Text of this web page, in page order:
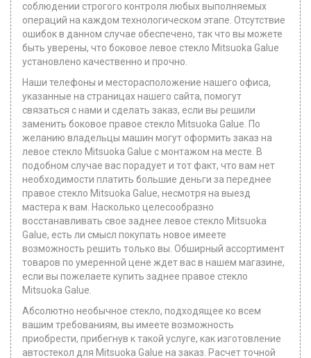
соблюдении строгого контроля любых выполняемых
операций на каждом технологическом этапе. Отсутствие
ошибок в данном случае обеспечено, так что вы можете
быть уверены, что боковое левое стекло Mitsuoka Galue
установлено качественно и прочно.
Наши телефоны и месторасположение нашего офиса,
указанные на страницах нашего сайта, помогут
связаться с нами и сделать заказ, если вы решили
заменить боковое правое стекло Mitsuoka Galue. По
желанию владельцы машин могут оформить заказ на
левое стекло Mitsuoka Galue с монтажом на месте. В
подобном случае вас порадует и тот факт, что вам нет
необходимости платить большие деньги за переднее
правое стекло Mitsuoka Galue, несмотря на выезд
мастера к вам. Насколько целесообразно
восстанавливать свое заднее левое стекло Mitsuoka
Galue, есть ли смысл покупать новое имеете
возможность решить только вы. Обширный ассортимент
товаров по умеренной цене ждет вас в нашем магазине,
если вы пожелаете купить заднее правое стекло
Mitsuoka Galue.
Абсолютно необычное стекло, подходящее ко всем
вашим требованиям, вы имеете возможность
приобрести, прибегнув к такой услуге, как изготовление
автостекoл для Mitsuoka Galue на заказ. Расчет точной